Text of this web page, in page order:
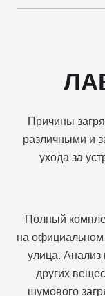
Причины
различными и
ухода за
Полный
на официальном
улица. Анализ
других
шумового